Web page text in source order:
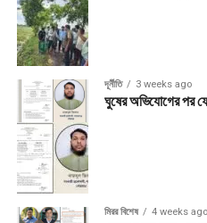
দূর্নীতি 3 weeks ago
ঘুষের অভিযোগের পর
মিরর বিশেষ 4 weeks ago